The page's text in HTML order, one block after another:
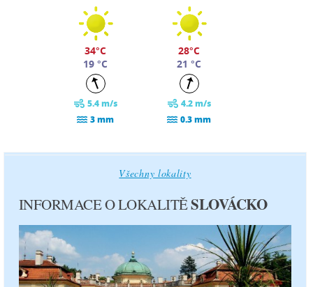
34°C
19 °C
5.4 m/s
3 mm
28°C
21 °C
4.2 m/s
0.3 mm
středa
24°C
4.6 m/s
čtvrtek
13.8.
27°C
15 °C
3.2 m/s
Všechny lokality
INFORMACE O LOKALITĚSLOVÁCKO